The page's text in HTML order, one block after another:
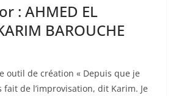
: AHMED EL
BAROUCHE
outil de création « Depuis que je
fait de l’improvisation, dit Karim. Je